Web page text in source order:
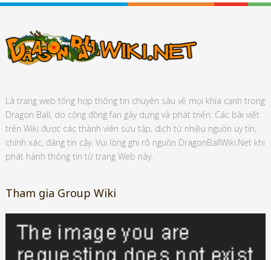
Là trang web tổng hợp thông tin chuyên sâu về mọi khía cạnh trong
Dragon Ball, do cộng đồng fan gây dựng và phát triển. Các bài viết
trên Wiki được các thành viên sưu tập, dịch từ nhiều nguồn uy tín,
chính xác, đáng tin cậy. Vui lòng ghi rõ nguồn DragonBallWiki.Net khi
phát hành thông tin từ trang Web này.
Tham gia Group Wiki